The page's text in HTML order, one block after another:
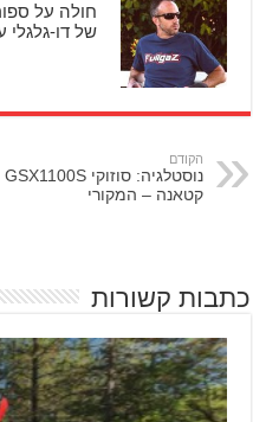
חולה על
של דו-גלגלי
הקודם
נוסטלגיה: סוזוקי GSX1100S
קטאנה – המקורי
כתבות קשורות